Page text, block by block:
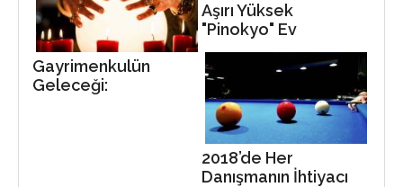
Gayrimenkulün
Geleceği:
Aşırı Yüksek
"Pinokyo" Ev
Kiralarına Sanatsal
Tepki
2018’de Her
Danışmanın İhtiyacı